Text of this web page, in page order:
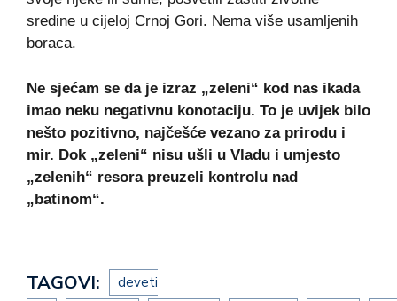
sredine u cijeloj Crnoj Gori. Nema više usamljenih
boraca.
Ne sjećam se da je izraz „zeleni“ kod nas ikada
imao neku negativnu konotaciju. To je uvijek bilo
nešto pozitivno, najčešće vezano za prirodu i
mir. Dok „zeleni“ nisu ušli u Vladu i umjesto
„zelenih“ resora preuzeli kontrolu nad
„batinom“.
TAGOVI:
deveti